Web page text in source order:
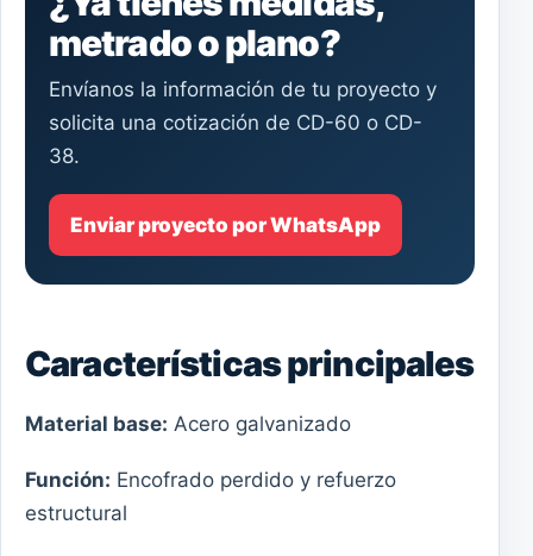
metrado o plano?
Envíanos la información de tu proyecto y
solicita una cotización de CD-60 o CD-
38.
Enviar proyecto por WhatsApp
Características principales
Material base: Acero galvanizado
Función: Encofrado perdido y refuerzo
estructural